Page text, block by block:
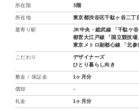
所在階 3階
所在地 東京都渋谷区千駄ヶ谷二丁
最寄り駅
JR中央・総武線 「千駄ケ
都営大江戸線 「国立競技場
東京メトロ副都心線 「北参
こだわり
デザイナーズ
ひとり暮らし向き
敷金 / 保証金 1ヶ月分
償却 -
礼金 1ヶ月分